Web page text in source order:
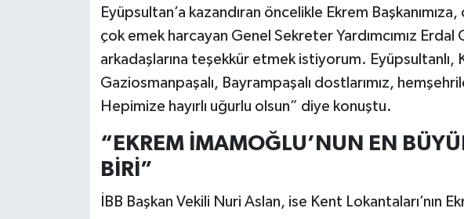
Eyüpsultan’a kazandıran öncelikle Ekrem
çok emek harcayan Genel Sekreter Yardımcımız Erdal
arkadaşlarına teşekkür etmek istiyorum. Eyüpsultanlı,
Gaziosmanpaşalı, Bayrampaşalı dostlarımız,
Hepimize hayırlı uğurlu olsun” diye konuştu.
“EKREM İMAMOĞLU’NUN EN
BİRİ”
İBB Başkan Vekili Nuri Aslan, ise Kent Lokantaları’nın